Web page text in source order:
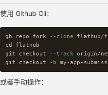
使用 Github Cli：
gh repo fork --clone
cd
flathub
git checkout
--track origin/
git checkout
-b
或者手动操作：